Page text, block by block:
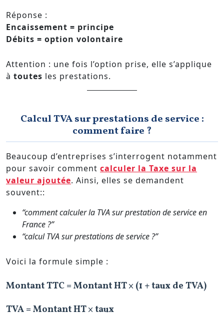
Réponse :
Encaissement = principe
Débits = option volontaire
Attention : une fois l’option prise, elle s’applique
à toutes les prestations.
Calcul TVA sur prestations de service :
comment faire ?
Beaucoup d’entreprises s’interrogent notamment
pour savoir comment calculer la Taxe sur la
valeur ajoutée. Ainsi, elles se demandent
souvent::
“comment calculer la TVA sur prestation de service en
France ?”
“calcul TVA sur prestations de service ?”
Voici la formule simple :
Montant TTC = Montant HT × (1 + taux de TVA)
TVA = Montant HT × taux